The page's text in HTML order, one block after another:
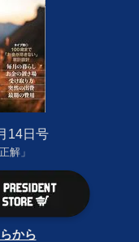
14日号
解」
から